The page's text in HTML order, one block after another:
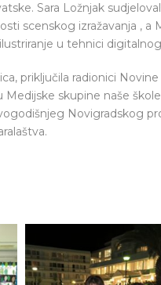
Sara Ložnjak
scenskog izražavanja ,
u tehnici
priključila radionici
Medijske skupine naše
Novigradskog